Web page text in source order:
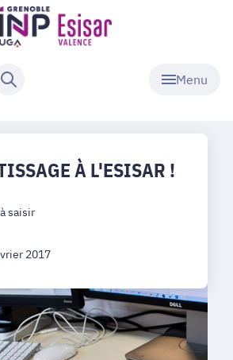
Menu
À L'ESISAR !
saisir
2017